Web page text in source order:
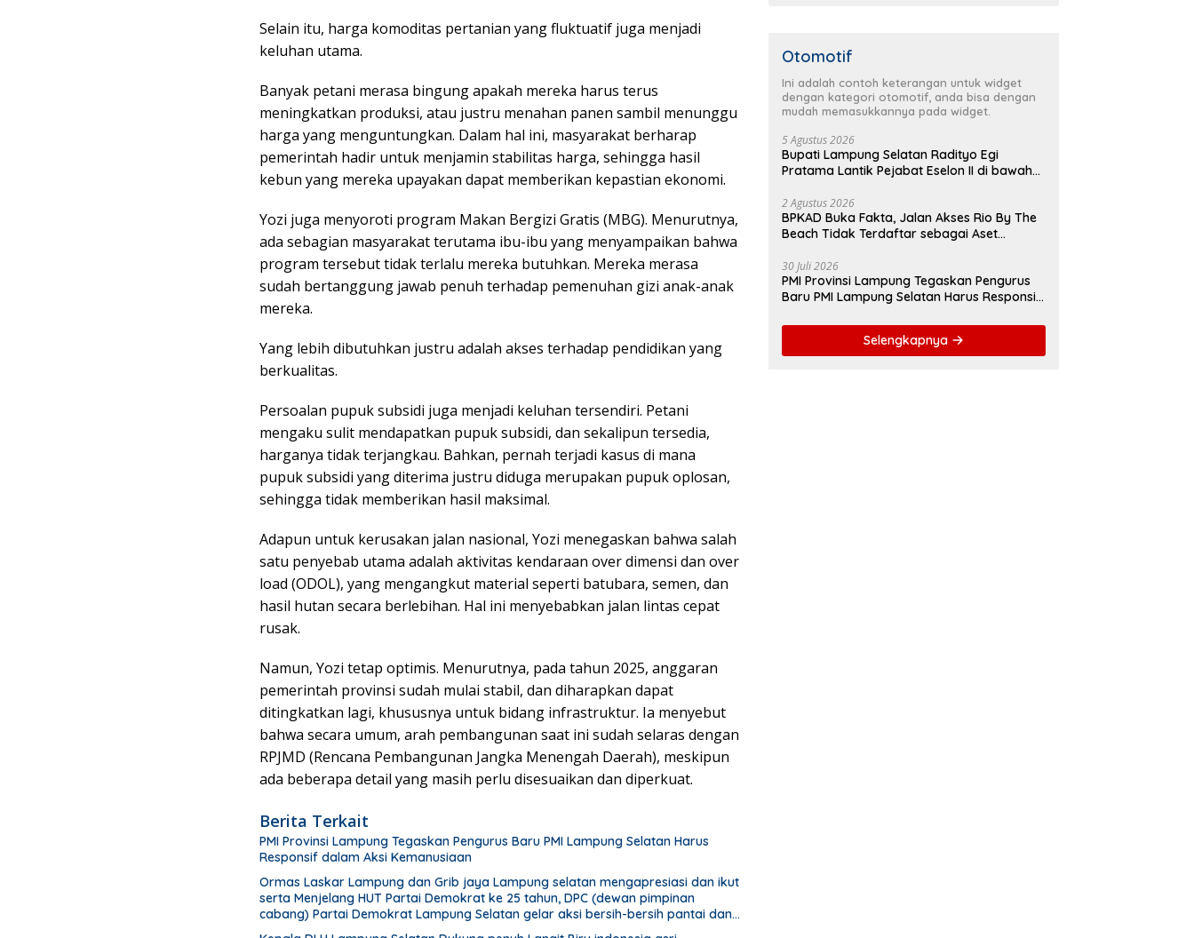
Selain itu, harga komoditas pertanian yang fluktuatif juga menjadi
keluhan utama.
Banyak petani merasa bingung apakah mereka harus terus
meningkatkan produksi, atau justru menahan panen sambil menunggu
harga yang menguntungkan. Dalam hal ini, masyarakat berharap
pemerintah hadir untuk menjamin stabilitas harga, sehingga hasil
kebun yang mereka upayakan dapat memberikan kepastian ekonomi.
Yozi juga menyoroti program Makan Bergizi Gratis (MBG). Menurutnya,
ada sebagian masyarakat terutama ibu-ibu yang menyampaikan bahwa
program tersebut tidak terlalu mereka butuhkan. Mereka merasa
sudah bertanggung jawab penuh terhadap pemenuhan gizi anak-anak
mereka.
Yang lebih dibutuhkan justru adalah akses terhadap pendidikan yang
berkualitas.
Persoalan pupuk subsidi juga menjadi keluhan tersendiri. Petani
mengaku sulit mendapatkan pupuk subsidi, dan sekalipun tersedia,
harganya tidak terjangkau. Bahkan, pernah terjadi kasus di mana
pupuk subsidi yang diterima justru diduga merupakan pupuk oplosan,
sehingga tidak memberikan hasil maksimal.
Adapun untuk kerusakan jalan nasional, Yozi menegaskan bahwa salah
satu penyebab utama adalah aktivitas kendaraan over dimensi dan over
load (ODOL), yang mengangkut material seperti batubara, semen, dan
hasil hutan secara berlebihan. Hal ini menyebabkan jalan lintas cepat
rusak.
Namun, Yozi tetap optimis. Menurutnya, pada tahun 2025, anggaran
pemerintah provinsi sudah mulai stabil, dan diharapkan dapat
ditingkatkan lagi, khususnya untuk bidang infrastruktur. Ia menyebut
bahwa secara umum, arah pembangunan saat ini sudah selaras dengan
RPJMD (Rencana Pembangunan Jangka Menengah Daerah), meskipun
ada beberapa detail yang masih perlu disesuaikan dan diperkuat.
Berita Terkait
PMI Provinsi Lampung Tegaskan Pengurus Baru PMI Lampung Selatan Harus
Responsif dalam Aksi Kemanusiaan
Ormas Laskar Lampung dan Grib jaya Lampung selatan mengapresiasi dan ikut
serta Menjelang HUT Partai Demokrat ke 25 tahun, DPC (dewan pimpinan
cabang) Partai Demokrat Lampung Selatan gelar aksi bersih-bersih pantai dan
Otomotif
Ini adalah contoh keterangan untuk widget
dengan kategori otomotif, anda bisa dengan
mudah memasukkannya pada widget.
5 Agustus 2026
Bupati Lampung Selatan Radityo Egi
Pratama Lantik Pejabat Eselon II di bawah
2 Agustus 2026
BPKAD Buka Fakta, Jalan Akses Rio By The
Beach Tidak Terdaftar sebagai Aset
30 Juli 2026
PMI Provinsi Lampung Tegaskan Pengurus
Baru PMI Lampung Selatan Harus Responsif
Selengkapnya